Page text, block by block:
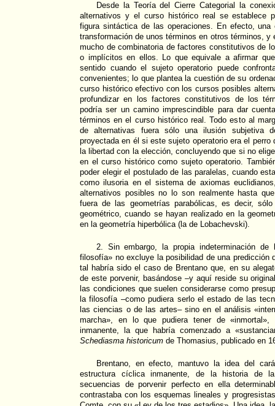
Desde la Teoría del Cierre Categorial la
alternativos y el curso histórico real se establece
figura sintáctica de las operaciones. En efecto,
transformación de unos términos en otros términos, y
mucho de combinatoria de factores constitutivos de
o implícitos en ellos. Lo que equivale a afirmar
sentido cuando el sujeto operatorio puede
convenientes; lo que plantea la cuestión de su
curso histórico efectivo con los cursos posibles
profundizar en los factores constitutivos de los
podría ser un camino imprescindible para dar
términos en el curso histórico real. Todo esto al
de alternativas fuera sólo una ilusión subjetiva
proyectada en él si este sujeto operatorio era el perro
la libertad con la elección, concluyendo que si no
en el curso histórico como sujeto operatorio.
poder elegir el postulado de las paralelas, cuando
como ilusoria en el sistema de axiomas
alternativos posibles no lo son realmente hasta
fuera de las geometrías parabólicas, es decir,
geométrico, cuando se hayan realizado en la
en la geometría hiperbólica (la de Lobachevski).
2. Sin embargo, la propia indeterminación de
filosofía» no excluye la posibilidad de una predicción
tal habría sido el caso de Brentano que, en su
de este porvenir, basándose –y aquí reside su
las condiciones que suelen considerarse como
la filosofía –como pudiera serlo el estado de las
las ciencias o de las artes– sino en el análisis
marcha», en lo que pudiera tener de
inmanente, la que habría comenzado a
Schediasma historicum de Thomasius, publicado en
Brentano, en efecto, mantuvo la idea del
estructura cíclica inmanente, de la historia de
secuencias de porvenir perfecto en ella
contrastaba con los esquemas lineales y